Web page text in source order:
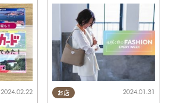
2024.02.22 お店 2024.01.31